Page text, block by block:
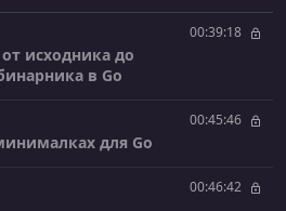
00:39:18
исходника до
в Go
00:45:46
для Go
00:46:42